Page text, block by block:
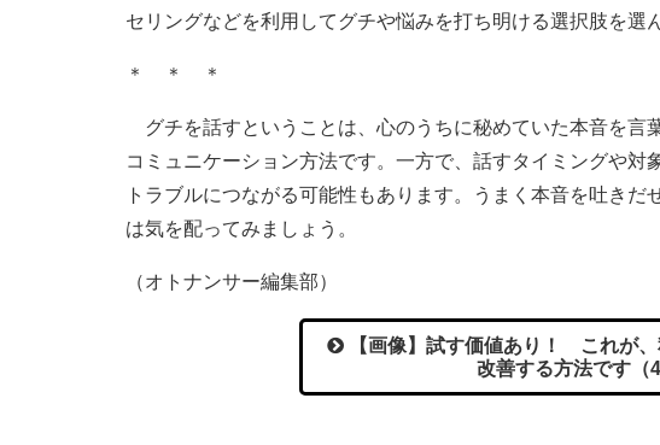
セリングなどを利用してグチや悩みを打ち明ける選択肢を選
＊ ＊ ＊
グチを話すということは、心のうちに秘めていた本音を言
コミュニケーション方法です。一方で、話すタイミングや
トラブルにつながる可能性もあります。うまく本音を吐き
は気を配ってみましょう。
（オトナンサー編集部）
【画像】試す価値あり！ これが、
改善する方法です（4